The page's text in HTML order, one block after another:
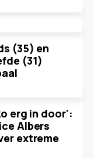
(35) en
(31)
erg in door':
Albers
extreme